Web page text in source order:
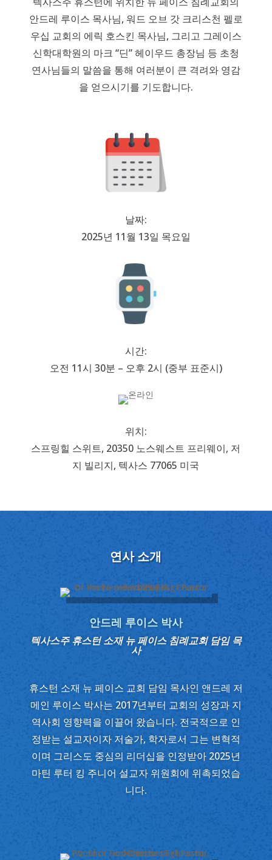
안드레 루이스 목사님, 워드 오브 갓 크리스천 펠로
우십 교회의 에릭 호스킨 목사님, 그리고 그레이스
신학대학원의 마크 “딘” 헤이우드 총장님 등 초청
연사님들의 말씀을 통해 여러분이 큰 격려와 영감
을 얻으시기를 기도합니다.
날짜:
2025년 11월 13일 목요일
시간:
오전 11시 30분 – 오후 2시 (중부 표준시)
위치:
스프링힐 스위트, 20350 노스웨스트 프리웨이, 저
지 빌리지, 텍사스 77065 미국
연사 소개
안드레 루이스 박사
텍사스주 휴스턴 소재 뉴 페이스 침례교회 담임 목
사
휴스턴 소재 뉴 페이스 교회 담임 목사인 앤드레 저
메인 루이스 박사는 2017년부터 교회의 성장과 지
역사회 영향력을 이끌어 왔습니다. 전국적으로 인
정받는 설교자이자 저술가, 학자로서 그는 변혁적
이며 그리스도 중심의 리더십을 인정받아 2025년
마틴 루터 킹 주니어 설교자 위원회에 위촉되었습
니다.